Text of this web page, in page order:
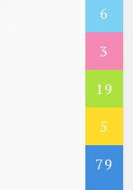
6
3
19
5
79